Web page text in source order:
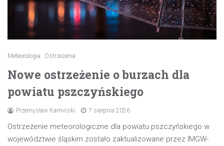
Meteorologia Ostrzeżenia
Nowe ostrzeżenie o burzach dla
powiatu pszczyńskiego
Przemysław Kamiński 7 sierpnia 2026
Ostrzeżenie meteorologiczne dla powiatu pszczyńskiego w
województwie śląskim zostało zaktualizowane przez IMGW-